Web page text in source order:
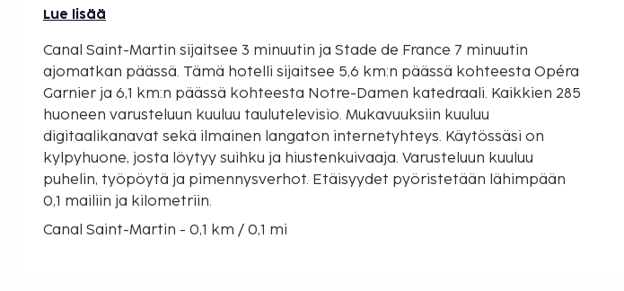
Lue lisää
Canal Saint-Martin sijaitsee 3 minuutin ja Stade de France 7 minuutin
ajomatkan päässä. Tämä hotelli sijaitsee 5,6 km:n päässä kohteesta Opéra
Garnier ja 6,1 km:n päässä kohteesta Notre-Damen katedraali. Kaikkien 285
huoneen varusteluun kuuluu taulutelevisio. Mukavuuksiin kuuluu
digitaalikanavat sekä ilmainen langaton internetyhteys. Käytössäsi on
kylpyhuone, josta löytyy suihku ja hiustenkuivaaja. Varusteluun kuuluu
puhelin, työpöytä ja pimennysverhot. Etäisyydet pyöristetään lähimpään
0,1 mailiin ja kilometriin.
Canal Saint-Martin - 0,1 km / 0,1 mi